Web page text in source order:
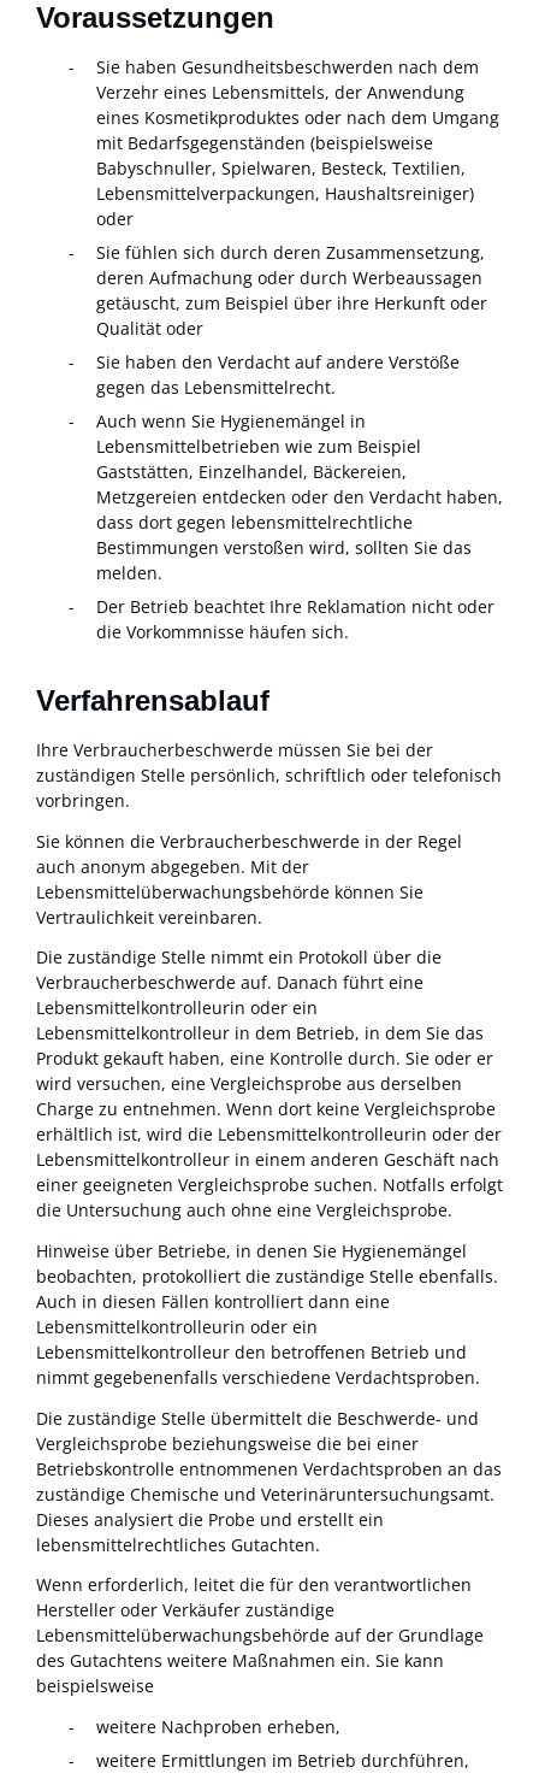
Voraussetzungen
Sie haben Gesundheitsbeschwerden nach dem
Verzehr eines Lebensmittels, der Anwendung
eines Kosmetikproduktes oder nach dem Umgang
mit Bedarfsgegenständen (beispielsweise
Babyschnuller, Spielwaren, Besteck, Textilien,
Lebensmittelverpackungen, Haushaltsreiniger)
oder
Sie fühlen sich durch deren Zusammensetzung,
deren Aufmachung oder durch Werbeaussagen
getäuscht, zum Beispiel über ihre Herkunft oder
Qualität oder
Sie haben den Verdacht auf andere Verstöße
gegen das Lebensmittelrecht.
Auch wenn Sie Hygienemängel in
Lebensmittelbetrieben wie zum Beispiel
Gaststätten, Einzelhandel, Bäckereien,
Metzgereien entdecken oder den Verdacht haben,
dass dort gegen lebensmittelrechtliche
Bestimmungen verstoßen wird, sollten Sie das
melden.
Der Betrieb beachtet Ihre Reklamation nicht oder
die Vorkommnisse häufen sich.
Verfahrensablauf
Ihre Verbraucherbeschwerde müssen Sie bei der
zuständigen Stelle persönlich, schriftlich oder telefonisch
vorbringen.
Sie können die Verbraucherbeschwerde in der Regel
auch anonym abgegeben. Mit der
Lebensmittelüberwachungsbehörde können Sie
Vertraulichkeit vereinbaren.
Die zuständige Stelle nimmt ein Protokoll über die
Verbraucherbeschwerde auf. Danach führt eine
Lebensmittelkontrolleurin oder ein
Lebensmittelkontrolleur in dem Betrieb, in dem Sie das
Produkt gekauft haben, eine Kontrolle durch. Sie oder er
wird versuchen, eine Vergleichsprobe aus derselben
Charge zu entnehmen. Wenn dort keine Vergleichsprobe
erhältlich ist, wird die Lebensmittelkontrolleurin oder der
Lebensmittelkontrolleur in einem anderen Geschäft nach
einer geeigneten Vergleichsprobe suchen. Notfalls erfolgt
die Untersuchung auch ohne eine Vergleichsprobe.
Hinweise über Betriebe, in denen Sie Hygienemängel
beobachten, protokolliert die zuständige Stelle ebenfalls.
Auch in diesen Fällen kontrolliert dann eine
Lebensmittelkontrolleurin oder ein
Lebensmittelkontrolleur den betroffenen Betrieb und
nimmt gegebenenfalls verschiedene Verdachtsproben.
Die zuständige Stelle übermittelt die Beschwerde- und
Vergleichsprobe beziehungsweise die bei einer
Betriebskontrolle entnommenen Verdachtsproben an das
zuständige Chemische und Veterinäruntersuchungsamt.
Dieses analysiert die Probe und erstellt ein
lebensmittelrechtliches Gutachten.
Wenn erforderlich, leitet die für den verantwortlichen
Hersteller oder Verkäufer zuständige
Lebensmittelüberwachungsbehörde auf der Grundlage
des Gutachtens weitere Maßnahmen ein. Sie kann
beispielsweise
weitere Nachproben erheben,
weitere Ermittlungen im Betrieb durchführen,